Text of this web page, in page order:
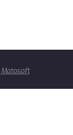
Matosoft